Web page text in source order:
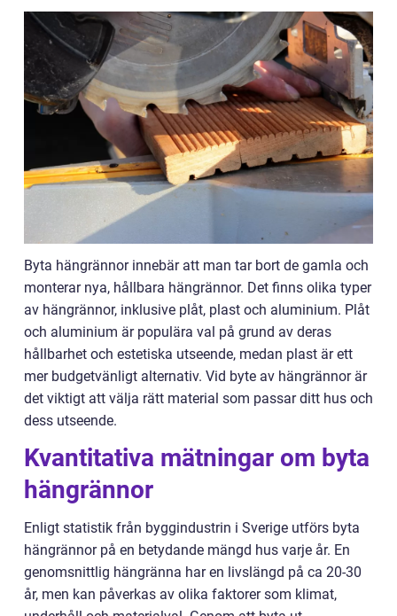
Byta hängrännor innebär att man tar bort de gamla och
monterar nya, hållbara hängrännor. Det finns olika typer
av hängrännor, inklusive plåt, plast och aluminium. Plåt
och aluminium är populära val på grund av deras
hållbarhet och estetiska utseende, medan plast är ett
mer budgetvänligt alternativ. Vid byte av hängrännor är
det viktigt att välja rätt material som passar ditt hus och
dess utseende.
Kvantitativa mätningar om byta
hängrännor
Enligt statistik från byggindustrin i Sverige utförs byta
hängrännor på en betydande mängd hus varje år. En
genomsnittlig hängränna har en livslängd på ca 20-30
år, men kan påverkas av olika faktorer som klimat,